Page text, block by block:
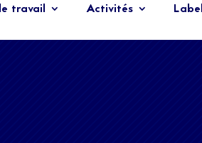
travail Activités